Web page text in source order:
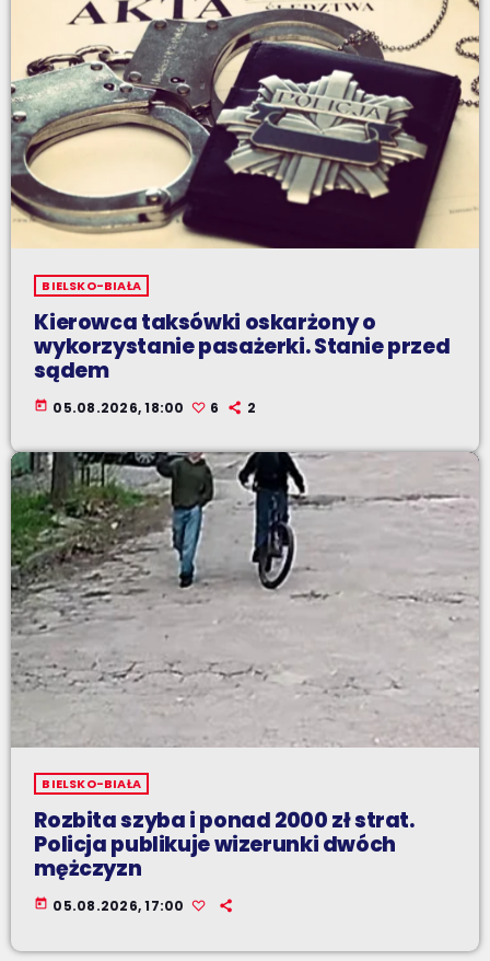
BIELSKO-BIAŁA
Kierowca taksówki oskarżony o
wykorzystanie pasażerki. Stanie przed
sądem
today 05.08.2026, 18:00 6 2
BIELSKO-BIAŁA
Rozbita szyba i ponad 2000 zł strat.
Policja publikuje wizerunki dwóch
mężczyzn
today 05.08.2026, 17:00